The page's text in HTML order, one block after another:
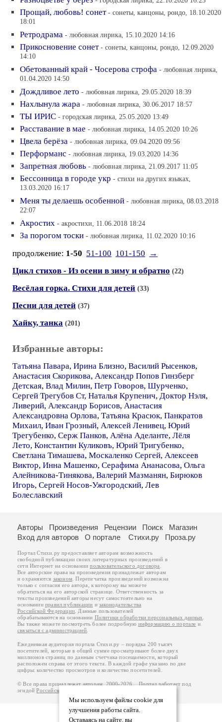
Прощай, любовь! сонет - сонеты, канцоны, рондо, 18.10.2020
18:01
Ретродрама - любовная лирика, 15.10.2020 14:16
Прикосновение сонет - сонеты, канцоны, рондо, 12.09.2020
14:10
Обетованный край - Чосерова строфа - любовная лирика,
01.04.2020 14:50
Дождливое лето - любовная лирика, 29.05.2020 18:39
Нахлынула жара - любовная лирика, 30.06.2017 18:57
ТЫ ИРИС - городская лирика, 25.05.2020 13:49
Расставание в мае - любовная лирика, 14.05.2020 10:26
Цвела берёза - любовная лирика, 09.04.2020 09:56
Перформанс - любовная лирика, 19.03.2020 14:36
Запретная любовь - любовная лирика, 21.09.2017 11:05
Бессонница в городе укр - стихи на других языках,
13.03.2020 16:17
Меня ты делаешь особенной - любовная лирика, 08.03.2018
22:07
Акростих - акростихи, 11.06.2018 18:24
За порогом тоски - любовная лирика, 11.02.2020 10:16
продолжение: 1-50 51-100 101-150
→
Цикл стихов - Из осени в зиму и обратно (22)
Весёлая горка. Стихи для детей (33)
Песни для детей (37)
Хайку, танка (201)
Избранные авторы:
Татьяна Павара, Ирина Близно, Василий Рысенков,
Анастасия Скорикова, Александр Попов Гинзберг
Детская, Влад Милин, Петр Говоров, Шурченко,
Сергей Трегубов Ст, Наталья Крупенич, Доктор Нэля,
Ливерий, Александр Борисов, Анастасия
Александровна Орлова, Татьяна Красюк, Панкратов
Михаил, Иван Грозный, Алексей Ленивец, Юрий
Трегубенко, Серж Панков, Алёна Аделанте, Лёля
Лето, Константин Куликовъ, Юрий Тригубенко,
Светлана Тимашева, Москаленко Сергей, Алексеев
Виктор, Инна Машенко, Серафима Ананасова, Ольга
Алейникова-Тинякова, Валерий Мазманян, Бирюков
Игорь, Сергей Носов-Ужгородский, Лев
Болеславский
Мы используем файлы cookie для
улучшения работы сайта.
Оставаясь на сайте, вы
Авторы Произведения Рецензии Поиск
Магазин
Вход для авторов
О портале Стихи.ру Проза.ру
Портал Стихи.ру предоставляет авторам возможность
свободной публикации своих литературных произведений в
сети Интернет на основаниипользовательского договора
Все авторские права на произведения принадлежат авторам
и охраняются законом . Перепечатка произведений возможна
только с согласия его автора, к которому вы можете
обратиться на его авторской странице. Ответственность за
тексты произведений авторы несут самостоятельно на
основанииправил публикации изаконодательства
Российской Федерации . Данные пользователей
обрабатываются на основании Политики обработки персональных данных
Вы также можете посмотреть более подробную информацию о портале и
связаться с администрацией
Ежедневная аудитория портала Стихи.ру – порядка 200 тысяч
посетителей, которые в общей сумме просматривают более двух
миллионов страниц по данным счетчика посещаемости, который
расположен справа от этого текста. В каждой графе указано по две
цифры: количество просмотров и количество посетителей.
© Все права принадлежат авторам, 2000-2026. Портал работает под
эгидойРоссийского союза писателей